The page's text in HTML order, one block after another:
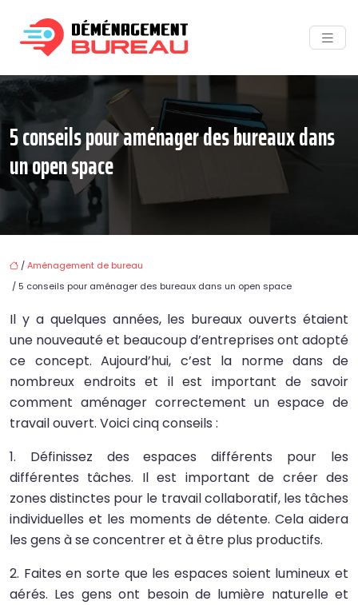
5 conseils pour aménager des bureaux dans
un open space
/Aménagement de bureau
/ 5 conseils pour aménager des bureaux dans un open space
Il y a quelques années, les bureaux ouverts étaient
une nouveauté et beaucoup d’entreprises ont adopté
ce concept. Aujourd’hui, c’est la norme dans de
nombreux endroits et il est important de savoir
comment aménager correctement un espace de
travail ouvert. Voici cinq conseils :
1. Définissez des espaces différents pour les
différentes tâches. Il est important de créer des
zones distinctes pour le travail collaboratif, les tâches
individuelles et les moments de détente. Cela aidera
les gens à se concentrer et à être plus productifs.
2. Faites en sorte que les espaces soient lumineux et
aérés. Les gens ont besoin de lumière naturelle et